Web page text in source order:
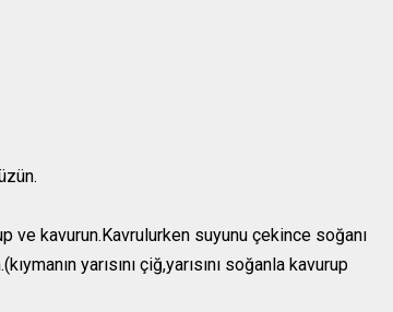
ve kavurun.Kavrulurken suyunu çekince soğanı
yarısını çiğ,yarısını soğanla kavurup